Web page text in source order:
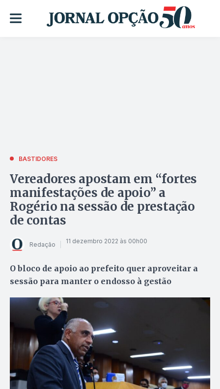
BASTIDORES
Vereadores apostam em “fortes
manifestações de apoio” a
Rogério na sessão de prestação
de contas
Redação 11 dezembro 2022 às 00h00
O bloco de apoio ao prefeito quer aproveitar a
sessão para manter o endosso à gestão